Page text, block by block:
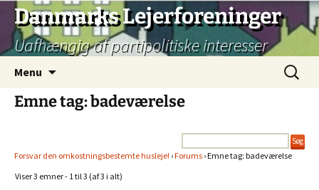
Hop
indhold
Danmarks Lejerforeninger
Uafhængig af partipolitiske interesser
Menu
Søg
efter:
Emne tag: badeværelse
Forsvar den omkostningsbestemte husleje! ›Forums › Emne tag: badeværelse
Viser 3 emner - 1 til 3 (af 3 i alt)